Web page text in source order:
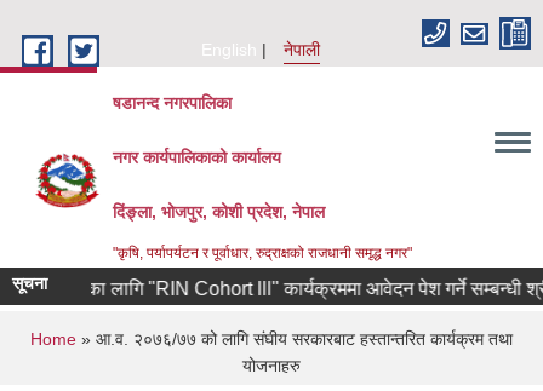
English
नेपाली
षडानन्द नगरपालिका
नगर कार्यपालिकाको कार्यालय
दिंङ्ला, भोजपुर, कोशी प्रदेश, नेपाल
"कृषि, पर्यापर्यटन र पूर्वाधार, रुद्राक्षको राजधानी समृद्ध नगर"
सूचना
उद्यमीहरुका लागि "RIN Cohort lll" कार्यक्रममा आवेदन पेश गर्ने सम्बन्धी
You are here
Home » आ.व. २०७६/७७ को लागि संघीय सरकारबाट हस्तान्तरित कार्यक्रम तथा
योजनाहरु